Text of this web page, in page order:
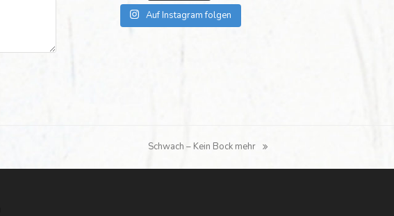
Auf Instagram folgen
Nächster
Beitrag:
Schwach – Kein Bock mehr